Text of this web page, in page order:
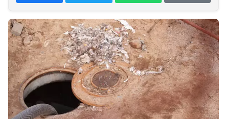
PT
TREETAN
MULTIMEDIA
INDONESIA
Partner
Insight
NTB
Suara
Time
Lens
IDN
Daily
Jogja
Jalan
Rakyat
Idealita
News
Kita
Notice
Dinamikapost.com
Radar
Baru
Seedbacklink